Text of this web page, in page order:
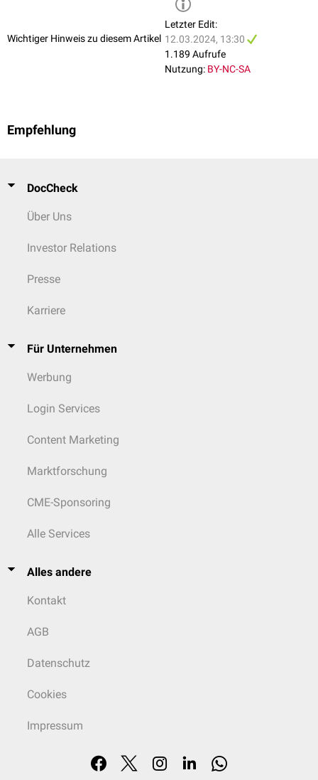
Wichtiger Hinweis zu diesem Artikel
Letzter Edit:
12.03.2024, 13:30
1.189 Aufrufe
Nutzung: BY-NC-SA
Empfehlung
DocCheck
Über Uns
Investor Relations
Presse
Karriere
Für Unternehmen
Werbung
Login Services
Content Marketing
Marktforschung
CME-Sponsoring
Alle Services
Alles andere
Kontakt
AGB
Datenschutz
Cookies
Impressum